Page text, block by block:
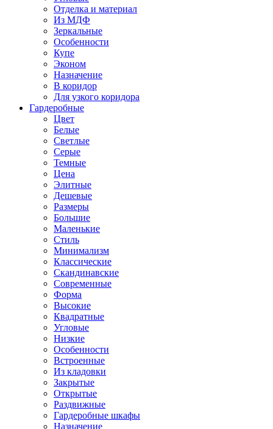
Отделка и материал
Из МДФ
Зеркальные
Особенности
Купе
Эконом
Назначение
В коридор
Для узкого коридора
Гардеробные
Цвет
Белые
Светлые
Серые
Темные
Цена
Элитные
Дешевые
Размеры
Большие
Маленькие
Стиль
Минимализм
Классические
Скандинавские
Современные
Форма
Высокие
Квадратные
Угловые
Низкие
Особенности
Встроенные
Из кладовки
Закрытые
Открытые
Раздвижные
Гардеробные шкафы
Назначение